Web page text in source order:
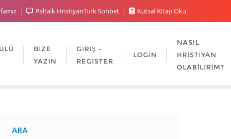
Paltalk HristiyanTurk Sohbet Kutsal Kitap Oku
BIZE
YAZIN
GIRIŞ –
REGISTER
LOGIN
NASIL
HRISTIYAN
OLABILIRIM?
ARA